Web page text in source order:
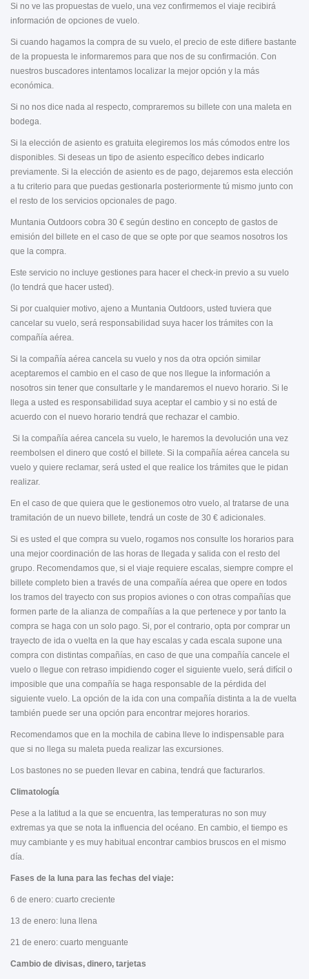
Si no ve las propuestas de vuelo, una vez confirmemos el viaje recibirá
información de opciones de vuelo.
Si cuando hagamos la compra de su vuelo, el precio de este difiere bastante
de la propuesta le informaremos para que nos de su confirmación. Con
nuestros buscadores intentamos localizar la mejor opción y la más
económica.
Si no nos dice nada al respecto, compraremos su billete con una maleta en
bodega.
Si la elección de asiento es gratuita elegiremos los más cómodos entre los
disponibles. Si deseas un tipo de asiento específico debes indicarlo
previamente. Si la elección de asiento es de pago, dejaremos esta elección
a tu criterio para que puedas gestionarla posteriormente tú mismo junto con
el resto de los servicios opcionales de pago.
Muntania Outdoors cobra 30 € según destino en concepto de gastos de
emisión del billete en el caso de que se opte por que seamos nosotros los
que la compra.
Este servicio no incluye gestiones para hacer el check-in previo a su vuelo
(lo tendrá que hacer usted).
Si por cualquier motivo, ajeno a Muntania Outdoors, usted tuviera que
cancelar su vuelo, será responsabilidad suya hacer los trámites con la
compañía aérea.
Si la compañía aérea cancela su vuelo y nos da otra opción similar
aceptaremos el cambio en el caso de que nos llegue la información a
nosotros sin tener que consultarle y le mandaremos el nuevo horario. Si le
llega a usted es responsabilidad suya aceptar el cambio y si no está de
acuerdo con el nuevo horario tendrá que rechazar el cambio.
Si la compañía aérea cancela su vuelo, le haremos la devolución una vez
reembolsen el dinero que costó el billete. Si la compañía aérea cancela su
vuelo y quiere reclamar, será usted el que realice los trámites que le pidan
realizar.
En el caso de que quiera que le gestionemos otro vuelo, al tratarse de una
tramitación de un nuevo billete, tendrá un coste de 30 € adicionales.
Si es usted el que compra su vuelo, rogamos nos consulte los horarios para
una mejor coordinación de las horas de llegada y salida con el resto del
grupo. Recomendamos que, si el viaje requiere escalas, siempre compre el
billete completo bien a través de una compañía aérea que opere en todos
los tramos del trayecto con sus propios aviones o con otras compañías que
formen parte de la alianza de compañías a la que pertenece y por tanto la
compra se haga con un solo pago. Si, por el contrario, opta por comprar un
trayecto de ida o vuelta en la que hay escalas y cada escala supone una
compra con distintas compañías, en caso de que una compañía cancele el
vuelo o llegue con retraso impidiendo coger el siguiente vuelo, será difícil o
imposible que una compañía se haga responsable de la pérdida del
siguiente vuelo. La opción de la ida con una compañía distinta a la de vuelta
también puede ser una opción para encontrar mejores horarios.
Recomendamos que en la mochila de cabina lleve lo indispensable para
que si no llega su maleta pueda realizar las excursiones.
Los bastones no se pueden llevar en cabina, tendrá que facturarlos.
Climatología
Pese a la latitud a la que se encuentra, las temperaturas no son muy
extremas ya que se nota la influencia del océano. En cambio, el tiempo es
muy cambiante y es muy habitual encontrar cambios bruscos en el mismo
día.
Fases de la luna para las fechas del viaje:
6 de enero: cuarto creciente
13 de enero: luna llena
21 de enero: cuarto menguante
Cambio de divisas, dinero, tarjetas